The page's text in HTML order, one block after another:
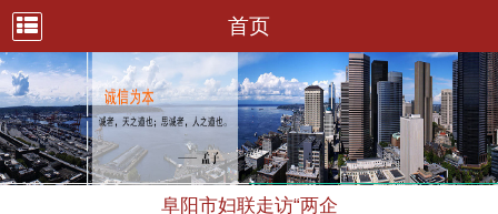
首页
阜阳市妇联走访“两企